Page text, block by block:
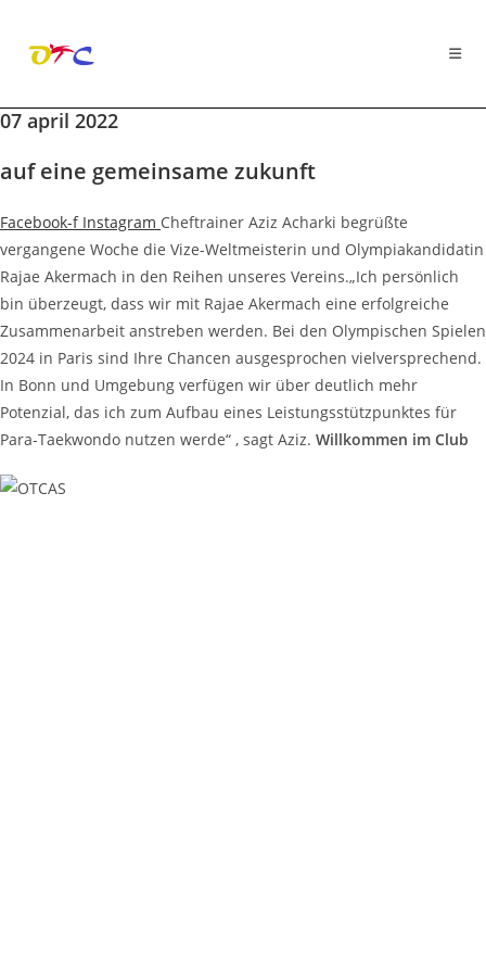
Zum
springen
07 april 2022
auf eine gemeinsame zukunft
Facebook-f Instagram Cheftrainer Aziz Acharki begrüßte
vergangene Woche die Vize-Weltmeisterin und Olympiakandidatin
Rajae Akermach in den Reihen unseres Vereins.„Ich persönlich
bin überzeugt, dass wir mit Rajae Akermach eine erfolgreiche
Zusammenarbeit anstreben werden. Bei den Olympischen Spielen
2024 in Paris sind Ihre Chancen ausgesprochen vielversprechend.
In Bonn und Umgebung verfügen wir über deutlich mehr
Potenzial, das ich zum Aufbau eines Leistungsstützpunktes für
Para-Taekwondo nutzen werde“ , sagt Aziz. Willkommen im Club